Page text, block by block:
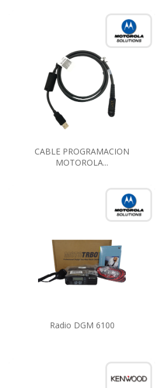
CABLE PROGRAMACION
MOTOROLA...
Radio DGM 6100